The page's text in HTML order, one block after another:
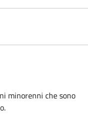
minorenni che sono